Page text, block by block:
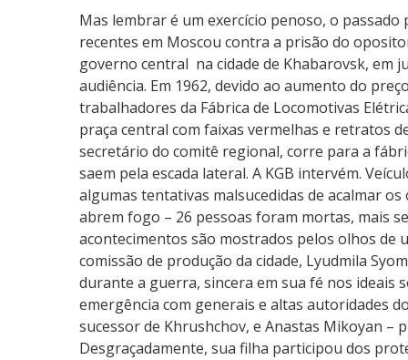
Mas lembrar é um exercício penoso, o
recentes em Moscou contra a prisão do
governo central na cidade de Khabarovsk, em
audiência. Em 1962, devido ao aumento do
trabalhadores da Fábrica de Locomotivas
praça central com faixas vermelhas e retratos
secretário do comitê regional, corre para a
saem pela escada lateral. A KGB intervém.
algumas tentativas malsucedidas de acalmar
abrem fogo – 26 pessoas foram mortas, mais
acontecimentos são mostrados pelos olhos de
comissão de produção da cidade, Lyudmila
durante a guerra, sincera em sua fé nos ideais
emergência com generais e altas autoridades
sucessor de Khrushchov, e Anastas Mikoyan
Desgraçadamente, sua filha participou dos